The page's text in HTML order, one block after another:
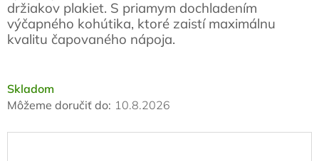
Skladom
Môžeme doručiť do: 10.8.2026
držiakov plakiet. S priamym dochladením
výčapného kohútika, ktoré zaistí maximálnu
kvalitu čapovaného nápoja.